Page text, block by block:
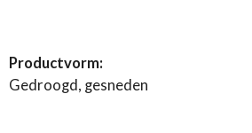
Productvorm:
Gedroogd, gesneden